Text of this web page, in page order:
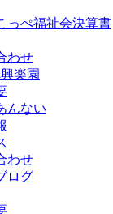
っぺ福祉会決算書
わせ
楽園
んない
わせ
ログ